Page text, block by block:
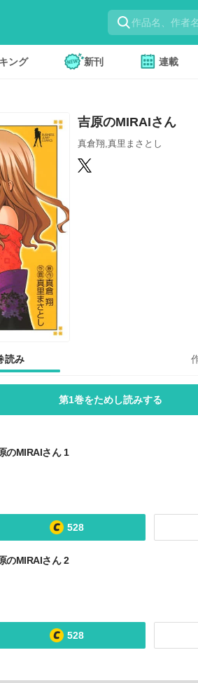
ング 新刊 連載
吉原のMIRAIさん
真倉翔,真里まさとし
読み
第1巻をためし読みする
のMIRAIさん 1
528
のMIRAIさん 2
528